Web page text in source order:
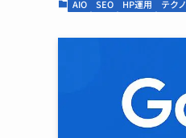
AIO SEO HP運用 テク